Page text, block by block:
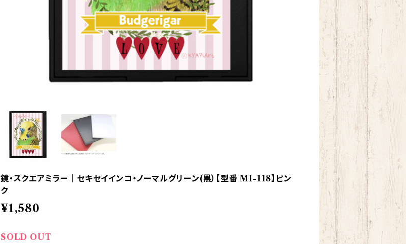
鏡・スクエアミラー｜セキセイインコ・ノーマルグリーン(黒）【型番 MI-118】ピン
ク
¥1,580
SOLD OUT